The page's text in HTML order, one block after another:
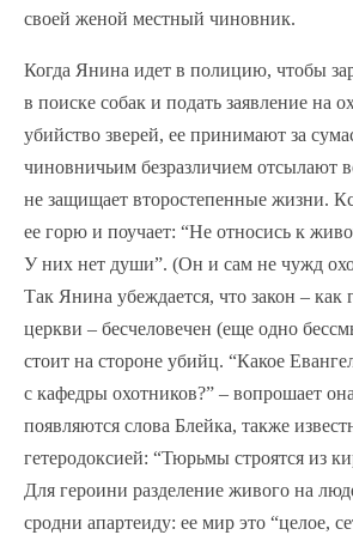
своей женой местный чиновник.
Когда Янина идет в полицию, чтобы
в поиске собак и подать заявление на
убийство зверей, ее принимают за
чиновничьим безразличием отсылают
не защищает второстепенные жизни.
ее горю и поучает: “Не относись к
У них нет души”. (Он и сам не чужд
Так Янина убеждается, что закон – как
церкви – бесчеловечен (еще одно
стоит на стороне убийц. “Какое
с кафедры охотников?” – вопрошает
появляются слова Блейка, также
гетеродоксией: “Тюрьмы строятся из
Для героини разделение живого на
сродни апартеиду: ее мир это “целое,